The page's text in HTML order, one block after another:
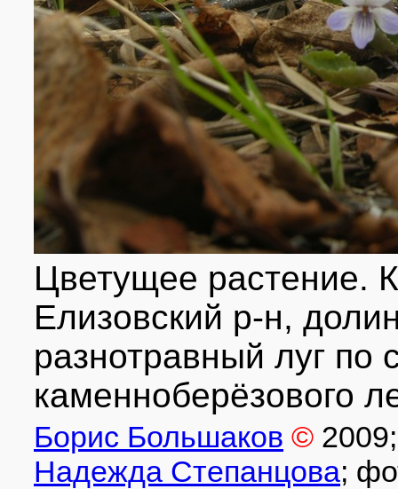
Цветущее растение.
Елизовский р-н,
разнотравный луг по
каменноберёзового
Борис Большаков © 2009
Надежда Степанцова;